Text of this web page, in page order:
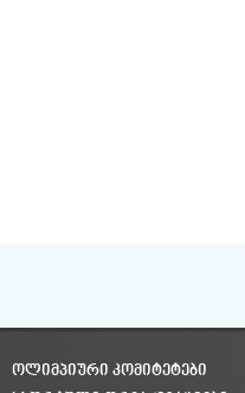
ᲝᲚᲘᲛᲞᲘᲣᲠᲘ ᲙᲝᲛᲘᲢᲔᲢᲔᲑᲘ